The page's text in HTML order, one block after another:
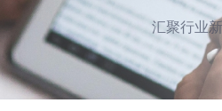
汇聚行业